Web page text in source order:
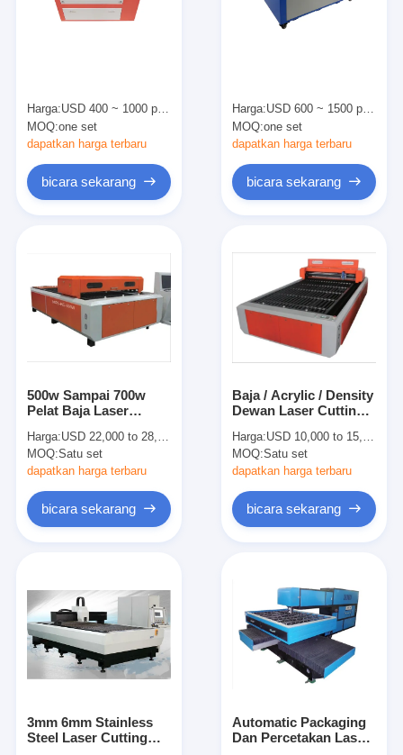
Tentang kami
Hubungi kami
Laser cutting mesin
Memotong baja aturan
mati peralatan pemotongan
Mesin Auto Bender
mesin laminating industri
Otomatis Mesin Percetakan
Posting Tekan Peralatan
Perlengkapan lainnya
Harga:USD 400 ~ 1000 per set
MOQ:one set
dapatkan harga terbaru
bicara sekarang
Harga:USD 600 ~ 1500 per set
MOQ:one set
dapatkan harga terbaru
bicara sekarang
500w Sampai 700w
Pelat Baja Laser
Ukiran Untuk Papan
Logam
Harga:USD 22,000 to 28,000 per set
MOQ:Satu set
dapatkan harga terbaru
bicara sekarang
Baja / Acrylic / Density
Dewan Laser Cutting
Versi 250w 350w
Harga:USD 10,000 to 15,000 per set
MOQ:Satu set
dapatkan harga terbaru
bicara sekarang
3mm 6mm Stainless
Steel Laser Cutting
Automatic Packaging
Dan Percetakan Laser